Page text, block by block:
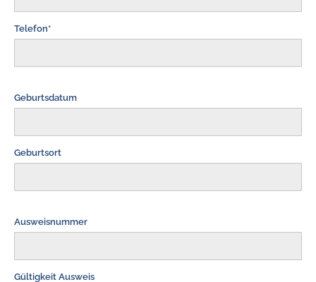
Telefon*
Geburtsdatum
Geburtsort
Ausweisnummer
Gültigkeit Ausweis